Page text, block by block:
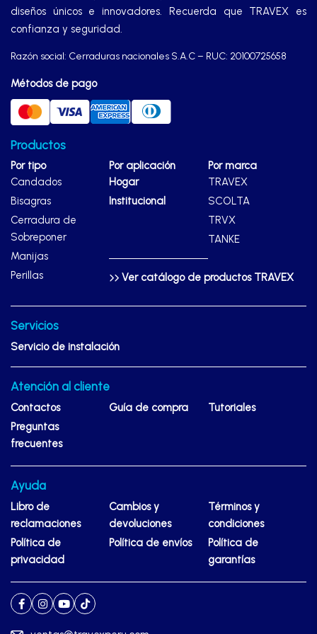
diseños únicos e innovadores. Recuerda que TRAVEX es
confianza y seguridad.
Razón social: Cerraduras nacionales S.A.C – RUC: 20100725658
Métodos de pago
Productos
Por tipo
Candados
Bisagras
Cerradura de
Sobreponer
Manijas
Perillas
Por aplicación
Hogar
Institucional
Por marca
TRAVEX
SCOLTA
TRVX
TANKE
Ver catálogo de productos TRAVEX
Servicios
Servicio de instalación
Atención al cliente
Contactos Guía de compra
Tutoriales
Preguntas
frecuentes
Ayuda
Libro de
reclamaciones
Cambios y
devoluciones
Términos y
condiciones
Política de
privacidad
Política de envíos
Política de
garantías